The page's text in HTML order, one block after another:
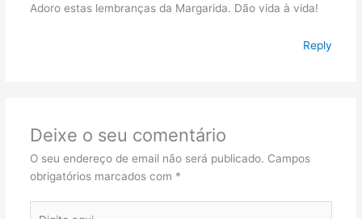
Adoro estas lembranças da Margarida. Dão vida à vida!
Reply
Deixe o seu comentário
O seu endereço de email não será publicado. Campos
obrigatórios marcados com *